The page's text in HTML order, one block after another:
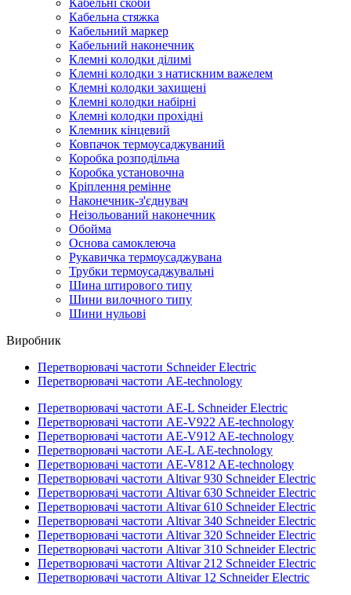
Кабельна стяжка
Кабельний маркер
Кабельний наконечник
Клемні колодки ділимі
Клемні колодки з натискним важелем
Клемні колодки захищені
Клемні колодки набірні
Клемні колодки прохідні
Клемник кінцевий
Ковпачок термоусаджуваний
Коробка розподільча
Коробка установочна
Кріплення ремінне
Наконечник-з'єднувач
Неізольований наконечник
Обойма
Основа самоклеюча
Рукавичка термоусаджувана
Трубки термоусаджувальні
Шина штирового типу
Шини вилочного типу
Шини нульові
Виробник
Перетворювачі частоти Schneider Electric
Перетворювачі частоти AE-technology
Перетворювачі частоти AE-L Schneider Electric
Перетворювачі частоти AE-V922 AE-technology
Перетворювачі частоти AE-V912 AE-technology
Перетворювачі частоти AE-L AE-technology
Перетворювачі частоти AE-V812 AE-technology
Перетворювачі частоти Altivar 930 Schneider Electric
Перетворювачі частоти Altivar 630 Schneider Electric
Перетворювачі частоти Altivar 610 Schneider Electric
Перетворювачі частоти Altivar 340 Schneider Electric
Перетворювачі частоти Altivar 320 Schneider Electric
Перетворювачі частоти Altivar 310 Schneider Electric
Перетворювачі частоти Altivar 212 Schneider Electric
Перетворювачі частоти Altivar 12 Schneider Electric